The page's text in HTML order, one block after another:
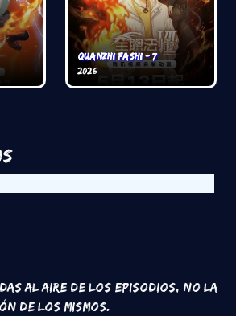
Quanzhi Fashi - 7
2026
al aire de los episodios, no la
de los mismos.